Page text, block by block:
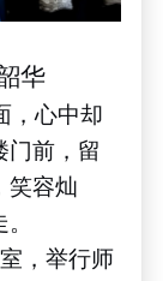
华
，心中却
门前，留
笑容灿
，举行师